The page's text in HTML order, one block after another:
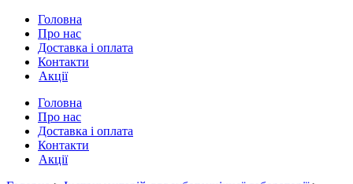
Головна
Про нас
Доставка і оплата
Контакти
Акції
Головна
Про нас
Доставка і оплата
Контакти
Акції